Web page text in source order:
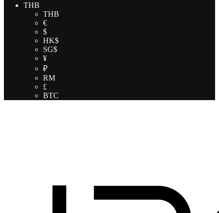
THB
THB
€
$
HK$
SG$
¥
₽
RM
£
BTC